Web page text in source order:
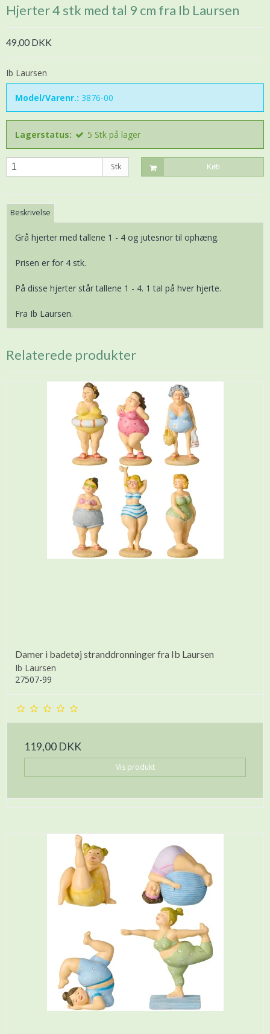
Hjerter 4 stk med tal 9 cm fra Ib Laursen
49,00 DKK
Ib Laursen
Model/Varenr.: 3876-00
Lagerstatus: 5 Stk på lager
Stk Køb
Beskrivelse
Grå hjerter med tallene 1 - 4 og jutesnor til ophæng.
Prisen er for 4 stk.
På disse hjerter står tallene 1 - 4. 1 tal på hver hjerte.
Fra Ib Laursen.
Relaterede produkter
Damer i badetøj stranddronninger fra Ib Laursen
Ib Laursen
27507-99
119,00 DKK
Vis produkt